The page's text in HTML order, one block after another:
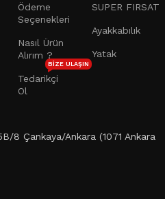
Ödeme
Seçenekleri
Nasıl Ürün
Alırım ?
Tedarikçi
Ol
BIZE ULAŞIN
SUPER FIRSAT
Ayakkabılık
Yatak
8 Çankaya/Ankara (1071 Ankara